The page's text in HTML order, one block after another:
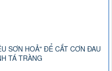
SƠN HOẢ" ĐỂ CẮT CƠN ĐAU
TÁ TRÀNG